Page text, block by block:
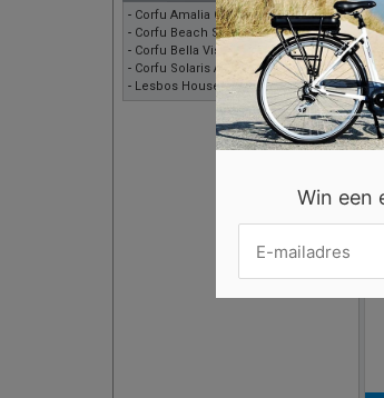
- Corfu Amalia Complex
- Corfu Beach Star Hotel
- Corfu Bella Vista Hotel & Apts
- Corfu Solaris Apartments
- Lesbos Houses
-
-
-
-
-
-
Win een